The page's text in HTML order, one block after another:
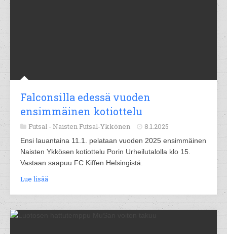
Falconsilla edessä vuoden
ensimmäinen kotiottelu
Futsal - Naisten Futsal-Ykkönen 8.1.2025
Ensi lauantaina 11.1. pelataan vuoden 2025 ensimmäinen
Naisten Ykkösen kotiottelu Porin Urheilutalolla klo 15.
Vastaan saapuu FC Kiffen Helsingistä.
Lue lisää